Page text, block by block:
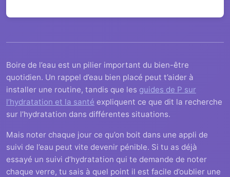
Boire de l’eau est un pilier important du bien-être
quotidien. Un rappel d’eau bien placé peut t’aider à
installer une routine, tandis que les guides de P sur
l’hydratation et la santé expliquent ce que dit la recherche
sur l’hydratation dans différentes situations.
Mais noter chaque jour ce qu’on boit dans une appli de
suivi de l’eau peut vite devenir pénible. Si tu as déjà
essayé un suivi d’hydratation qui te demande de noter
chaque verre, tu sais à quel point il est facile d’oublier une